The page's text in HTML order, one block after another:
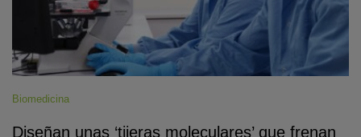
Biomedicina
Diseñan unas ‘tijeras moleculares’ que frenan